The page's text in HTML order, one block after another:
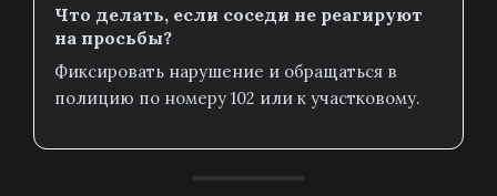
Что делать, если соседи не реагируют
на просьбы?
Фиксировать нарушение и обращаться в
полицию по номеру 102 или к участковому.